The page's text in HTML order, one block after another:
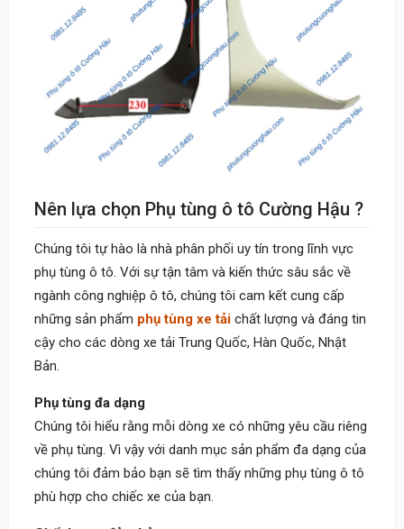
Nên lựa chọn Phụ tùng ô tô Cường Hậu ?
Chúng tôi tự hào là nhà phân phối uy tín trong lĩnh vực
phụ tùng ô tô. Với sự tận tâm và kiến thức sâu sắc về
ngành công nghiệp ô tô, chúng tôi cam kết cung cấp
những sản phẩm phụ tùng xe tải chất lượng và đáng tin
cậy cho các dòng xe tải Trung Quốc, Hàn Quốc, Nhật
Bản.
Phụ tùng đa dạng
Chúng tôi hiểu rằng mỗi dòng xe có những yêu cầu riêng
về phụ tùng. Vì vậy với danh mục sản phẩm đa dạng của
chúng tôi đảm bảo bạn sẽ tìm thấy những phụ tùng ô tô
phù hợp cho chiếc xe của bạn.